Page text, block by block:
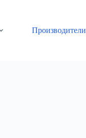
Производители